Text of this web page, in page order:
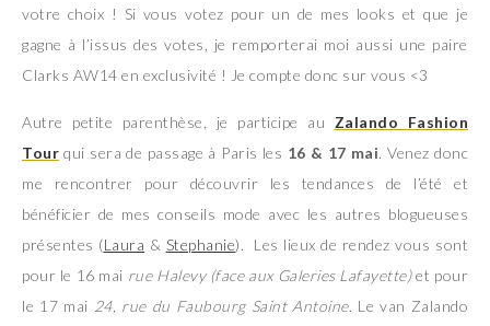
votre choix ! Si vous votez pour un de mes looks et que je
gagne à l’issus des votes, je remporterai moi aussi une paire
Clarks AW14 en exclusivité ! Je compte donc sur vous <3
Autre petite parenthèse, je participe au Zalando Fashion
Tour qui sera de passage à Paris les 16 & 17 mai. Venez donc
me rencontrer pour découvrir les tendances de l’été et
bénéficier de mes conseils mode avec les autres blogueuses
présentes (Laura & Stephanie). Les lieux de rendez vous sont
pour le 16 mai rue Halevy (face aux Galeries Lafayette)et pour
le 17 mai 24, rue du Faubourg Saint Antoine. Le van Zalando